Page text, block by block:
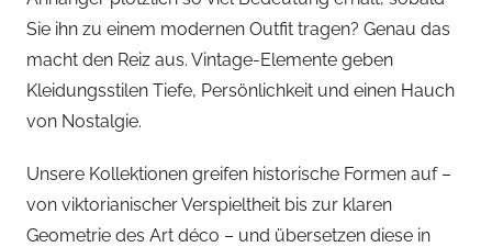
Sie ihn zu einem modernen Outfit tragen? Genau das
macht den Reiz aus. Vintage-Elemente geben
Kleidungsstilen Tiefe, Persönlichkeit und einen Hauch
von Nostalgie.
Unsere Kollektionen greifen historische Formen auf –
von viktorianischer Verspieltheit bis zur klaren
Geometrie des Art déco – und übersetzen diese in